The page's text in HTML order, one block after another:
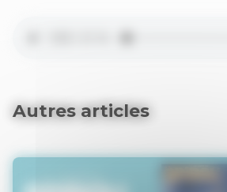
Autres articles